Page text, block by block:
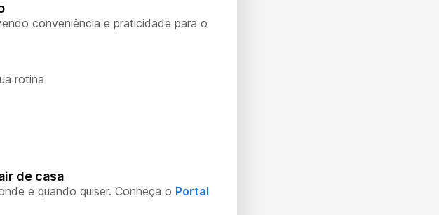
conveniência e praticidade para o
rotina
de casa
e quando quiser. Conheça o Portal